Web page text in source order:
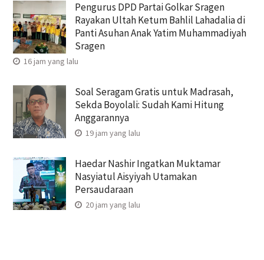
Pengurus DPD Partai Golkar Sragen
Rayakan Ultah Ketum Bahlil Lahadalia di
Panti Asuhan Anak Yatim Muhammadiyah
Sragen
16 jam yang lalu
Soal Seragam Gratis untuk Madrasah,
Sekda Boyolali: Sudah Kami Hitung
Anggarannya
19 jam yang lalu
Haedar Nashir Ingatkan Muktamar
Nasyiatul Aisyiyah Utamakan
Persaudaraan
20 jam yang lalu